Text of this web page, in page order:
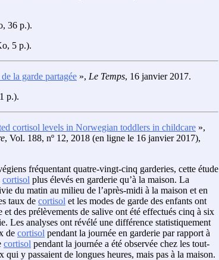
36 p.).
5 p.).
la garde partagée », Le Temps, 16 janvier 2017.
p.).
cortisol levels in Norwegian toddlers in childcare »,
, Vol. 188, nº 12, 2018 (en ligne le 16 janvier 2017),
fréquentant quatre-vingt-cinq garderies, cette étude
cortisol plus élevés en garderie qu’à la maison. La
du matin au milieu de l’après-midi à la maison et en
taux de cortisol et les modes de garde des enfants ont
et des prélèvements de salive ont été effectués cinq à six
Les analyses ont révélé une différence statistiquement
de cortisol pendant la journée en garderie par rapport à
cortisol pendant la journée a été observée chez les tout-
y passaient de longues heures, mais pas à la maison.